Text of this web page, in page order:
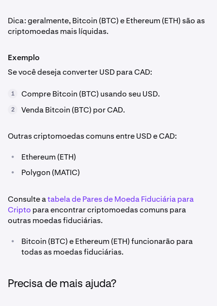
Dica: geralmente, Bitcoin (BTC) e Ethereum (ETH) são as
criptomoedas mais líquidas.
Exemplo
Se você deseja converter USD para CAD:
1 Compre Bitcoin (BTC) usando seu USD.
2 Venda Bitcoin (BTC) por CAD.
Outras criptomoedas comuns entre USD e CAD:
• Ethereum (ETH)
• Polygon (MATIC)
Consulte atabela de Pares de Moeda Fiduciária para
Cripto para encontrar criptomoedas comuns para
outras moedas fiduciárias.
•
Bitcoin (BTC) e Ethereum (ETH) funcionarão para
todas as moedas fiduciárias.
Precisa de mais ajuda?